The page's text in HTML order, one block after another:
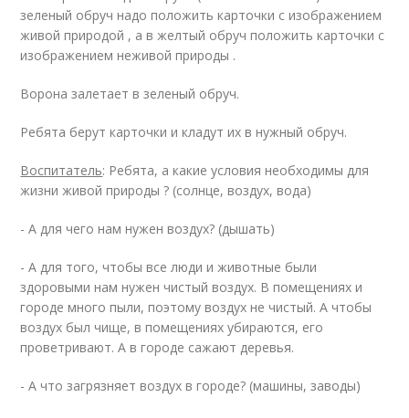
зеленый обруч надо положить карточки с изображением
живой природой , а в желтый обруч положить карточки с
изображением неживой природы .
Ворона залетает в зеленый обруч.
Ребята берут карточки и кладут их в нужный обруч.
Воспитатель: Ребята, а какие условия необходимы для
жизни живой природы ? (солнце, воздух, вода)
- А для чего нам нужен воздух? (дышать)
- А для того, чтобы все люди и животные были
здоровыми нам нужен чистый воздух. В помещениях и
городе много пыли, поэтому воздух не чистый. А чтобы
воздух был чище, в помещениях убираются, его
проветривают. А в городе сажают деревья.
- А что загрязняет воздух в городе? (машины, заводы)